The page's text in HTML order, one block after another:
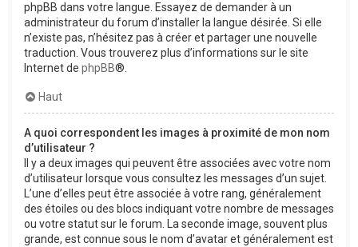
phpBB dans votre langue. Essayez de demander à un
administrateur du forum d’installer la langue désirée. Si elle
n’existe pas, n’hésitez pas à créer et partager une nouvelle
traduction. Vous trouverez plus d’informations sur le site
Internet de phpBB®.
Haut
A quoi correspondent les images à proximité de mon nom
d’utilisateur ?
Il y a deux images qui peuvent être associées avec votre nom
d’utilisateur lorsque vous consultez les messages d’un sujet.
L’une d’elles peut être associée à votre rang, généralement
des étoiles ou des blocs indiquant votre nombre de messages
ou votre statut sur le forum. La seconde image, souvent plus
grande, est connue sous le nom d’avatar et généralement est